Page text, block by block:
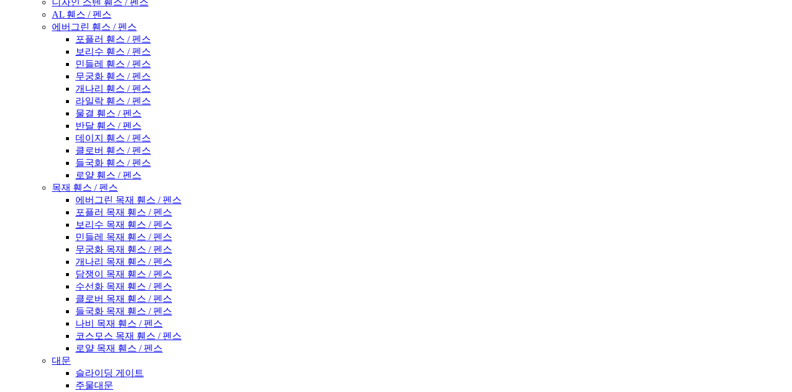
디자인 스텐 휀스 / 펜스
AL 휀스 / 펜스
에버그린 휀스 / 펜스
포플러 휀스 / 펜스
보리수 휀스 / 펜스
민들레 휀스 / 펜스
무궁화 휀스 / 펜스
개나리 휀스 / 펜스
라일락 휀스 / 펜스
물결 휀스 / 펜스
반달 휀스 / 펜스
데이지 휀스 / 펜스
클로버 휀스 / 펜스
들국화 휀스 / 펜스
로얄 휀스 / 펜스
목재 휀스 / 펜스
에버그린 목재 휀스 / 펜스
포플러 목재 휀스 / 펜스
보리수 목재 휀스 / 펜스
민들레 목재 휀스 / 펜스
무궁화 목재 휀스 / 펜스
개나리 목재 휀스 / 펜스
담쟁이 목재 휀스 / 펜스
수선화 목재 휀스 / 펜스
클로버 목재 휀스 / 펜스
들국화 목재 휀스 / 펜스
나비 목재 휀스 / 펜스
코스모스 목재 휀스 / 펜스
로얄 목재 휀스 / 펜스
대문
슬라이딩 게이트
주물대문